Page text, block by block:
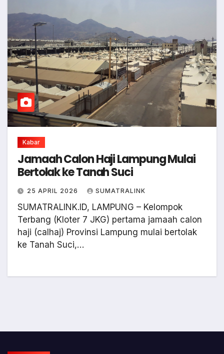
Kabar
Jamaah Calon Haji Lampung Mulai
Bertolak ke Tanah Suci
25 APRIL 2026 SUMATRALINK
SUMATRALINK.ID, LAMPUNG – Kelompok
Terbang (Kloter 7 JKG) pertama jamaah calon
haji (calhaj) Provinsi Lampung mulai bertolak
ke Tanah Suci,…